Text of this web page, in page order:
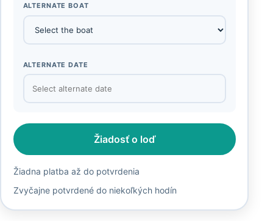
ALTERNATE BOAT
ALTERNATE DATE
Žiadosť o loď
Žiadna platba až do potvrdenia
Zvyčajne potvrdené do niekoľkých hodín